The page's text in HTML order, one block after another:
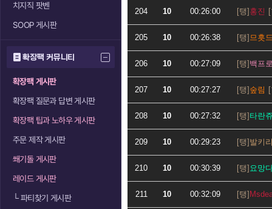
치지직 팟벤
SOOP 게시판
확장팩 커뮤니티
확장팩 게시판
확장팩 질문과 답변 게시판
확장팩 팁과 노하우 게시판
주문 제작 게시판
쐐기돌 게시판
레이드 게시판
└파티찾기 게시판
204 10 00:26:00 홍진
205 10 00:26:38 므흣
206 10 00:27:09 백프
207 10 00:27:27 숲림
208 10 00:27:32 타란
209 10 00:29:23 발키
210 10 00:30:39 요망
211 10 00:32:09